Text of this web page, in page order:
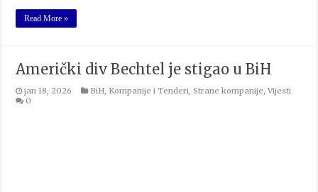
Read More »
Američki div Bechtel je stigao u BiH
jan 18, 2026 BiH Kompanije i Tenderi ,Strane kompanije ,Vijesti
0